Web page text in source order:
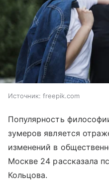
Источник: freepik.com
Популярность
зумеров является
изменений в
Москве 24 рассказала
Кольцова.